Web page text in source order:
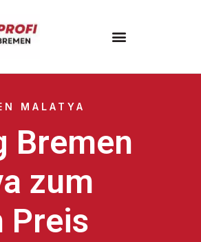
MALATYA
Bremen
zum
Preis